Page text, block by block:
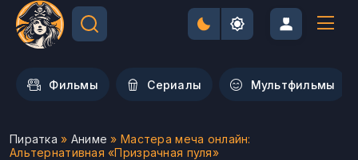
Фильмы Сериалы Мультфильмы
Пиратка » Аниме » Мастера меча онлайн:
Альтернативная «Призрачная пуля»